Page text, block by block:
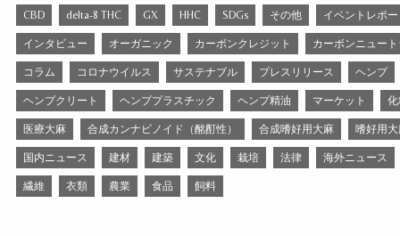
CBD delta-8 THC GX HHC SDGs その他 イベントレポ
インタビュー オーガニック カーボンクレジット カーボンニュー
コラム コロナウイルス サステナブル プレスリリース ヘンプ
ヘンプクリート ヘンププラスチック ヘンプ精油 マーケット
医療大麻 合成カンナビノイド（酩酊性） 合成嗜好用大麻 嗜好用
国内ニュース 建材 建築 文化 栽培 法律 海外ニュース
繊維 衣類 農業 食品 飼料